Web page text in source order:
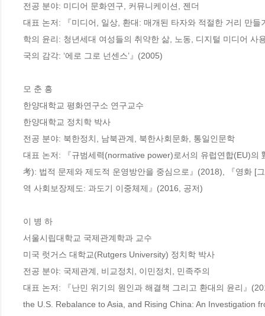
전공 분야: 미디어 문화연구, 커뮤니케이션, 젠더
대표 논저: 『미디어, 일상, 환대: 매개된 타자와 적절한 거리 만
학의 윤리: 청년세대 여성들의 취약한 삶, 노동, 디지털 미디어
국의 감각: ‘에로 그로 넌센스’』(2005)
모 춘 흥
한양대학교 평화연구소 연구교수
한양대학교 정치학 박사
전공 분야: 북한정치, 남북관계, 북한사회문화, 통일인문학
대표 논저: 『규범세력(normative power)로서의 유럽연합(EU)의
考): 법적 문제와 제도적 운영방안을 중심으로』(2018), 『영화 [
역 사회보장제도: 과도기 이중체제』(2016, 공저)
이 병 하
서울시립대학교 국제관계학과 교수
미국 럿거스 대학교(Rutgers University) 정치학 박사
전공 분야: 국제관계, 비교정치, 이민정치, 민족주의
대표 논저: 『난민 위기의 원인과 해결책 그리고 환대의 윤리』
the U.S. Rebalance to Asia, and Rising China: An Investigation